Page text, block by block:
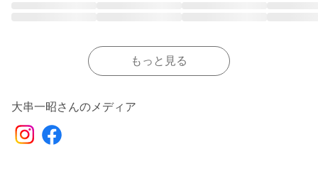
もっと見る
大串一昭さんのメディア